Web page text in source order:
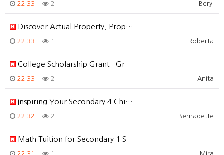
Beryl
22:33 2
Discover Actual Property, Prop…
Roberta
22:33 1
College Scholarship Grant - Gr…
Anita
22:33 2
Inspiring Your Secondary 4 Chi…
Bernadette
22:32 2
Math Tuition for Secondary 1 S…